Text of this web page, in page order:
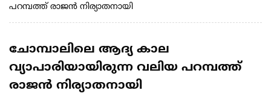
പറമ്പത്ത് രാജൻ നിര്യാതനായി
ചോമ്പാലിലെ ആദ്യ കാല
വ്യാപാരിയായിരുന്ന വലിയ പറമ്പത്ത്
രാജൻ നിര്യാതനായി